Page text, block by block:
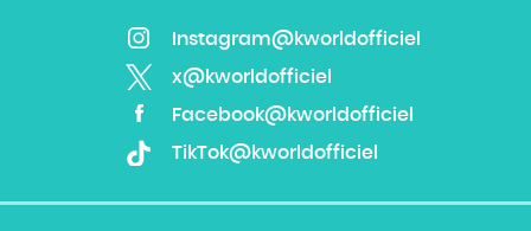
Instagram@kworldofficiel
x@kworldofficiel
Facebook@kworldofficiel
TikTok@kworldofficiel